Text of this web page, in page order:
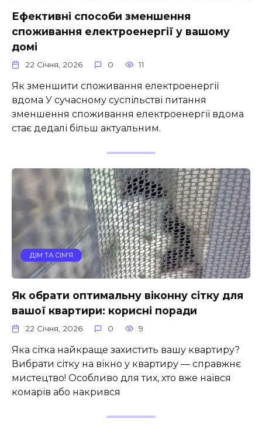
Ефективні способи зменшення
споживання електроенергії у вашому
домі
22 Січня, 2026 0 11
Як зменшити споживання електроенергії
вдома У сучасному суспільстві питання
зменшення споживання електроенергії вдома
стає дедалі більш актуальним.
ДІМ ТА СІМ’Я
Як обрати оптимальну віконну сітку для
вашої квартири: корисні поради
22 Січня, 2026 0 9
Яка сітка найкраще захистить вашу квартиру?
Вибрати сітку на вікно у квартиру — справжнє
мистецтво! Особливо для тих, хто вже наївся
комарів або накрився